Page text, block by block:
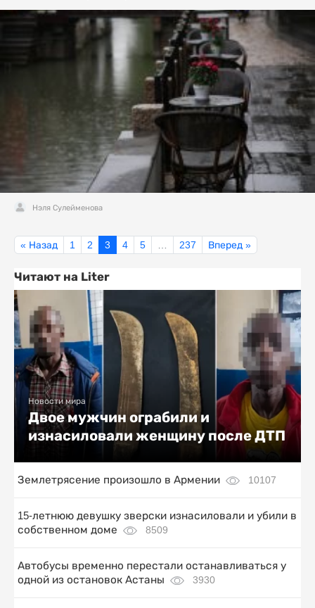
Нэля Сулейменова
« Назад 1 2 3 4 5 237 Вперед »
Читают на Liter
Новости мира
Двое мужчин ограбили и
изнасиловали женщину после ДТП
Землетрясение произошло в Армении 10107
15-летнюю девушку зверски изнасиловали и убили в
собственном доме
8509
Автобусы временно перестали останавливаться у
одной из остановок Астаны
3930